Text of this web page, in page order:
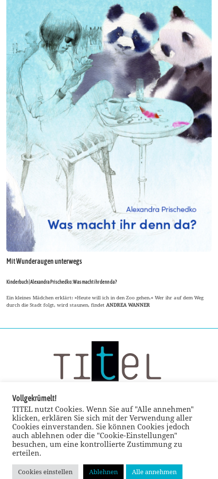
Mit Wunderaugen unterwegs
Kinderbuch | Alexandra Prischedko: Was macht ihr denn da?
Ein kleines Mädchen erklärt: »Heute will ich in den Zoo gehen.« Wer ihr auf dem Weg
durch die Stadt folgt, wird staunen, findetANDREA WANNER
© TITEL kulturmagazin 2022
Vollgekrümelt!
TITEL nutzt Cookies. Wenn Sie auf "Alle annehmen"
klicken, erklären Sie sich mit der Verwendung aller
Cookies einverstanden. Sie können Cookies jedoch
auch ablehnen oder die "Cookie-Einstellungen"
besuchen, um eine kontrollierte Zustimmung zu
erteilen.
Cookies einstellen Ablehnen Alle annehmen